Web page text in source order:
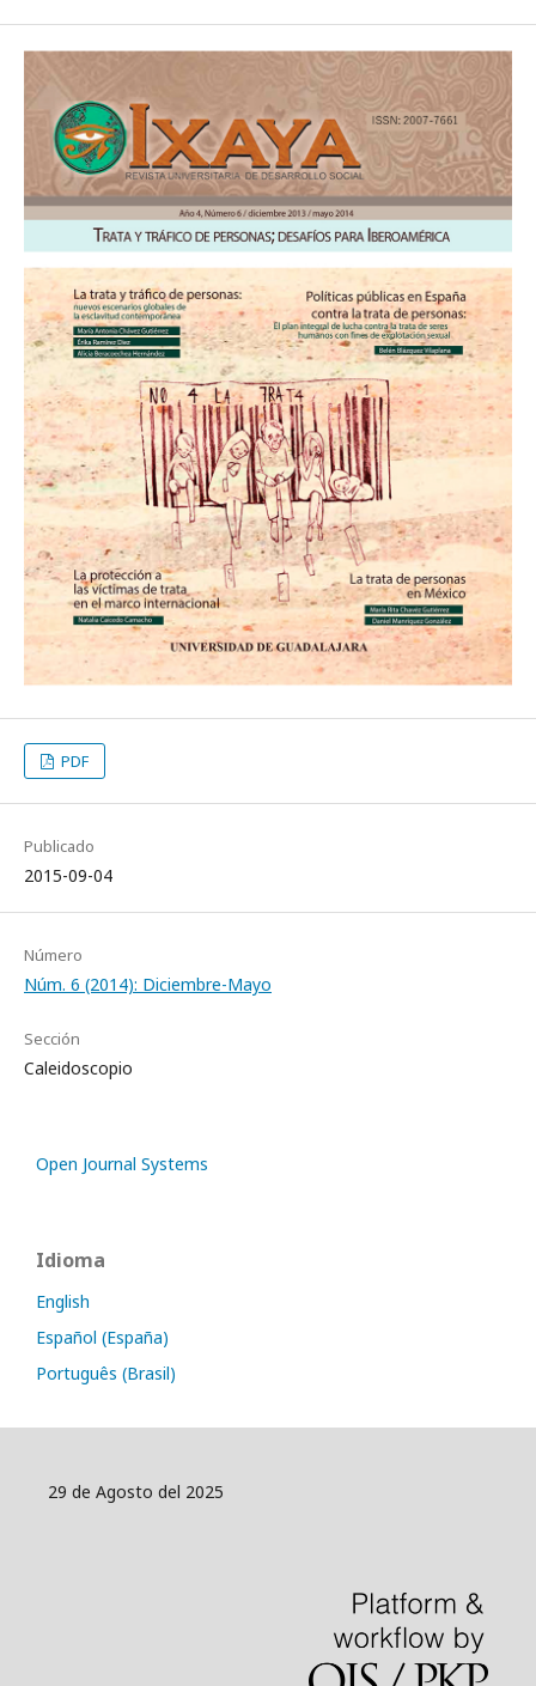
PDF
Publicado
2015-09-04
Número
Núm. 6 (2014): Diciembre-Mayo
Sección
Caleidoscopio
Open Journal Systems
Idioma
English
Español (España)
Português (Brasil)
29 de Agosto del 2025